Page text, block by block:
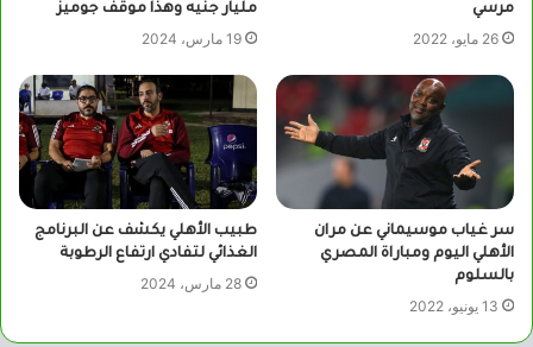
مرسي
26 مايو، 2022
مليار جنيه وهذا موقف جوميز
19 مارس، 2024
سر غياب موسيماني عن مران
الأهلي اليوم ومباراة المصري
بالسلوم
13 يونيو، 2022
طبيب الأهلي يكشف عن البرنامج
الغذائي لتفادي ارتفاع الرطوبة
28 مارس، 2024